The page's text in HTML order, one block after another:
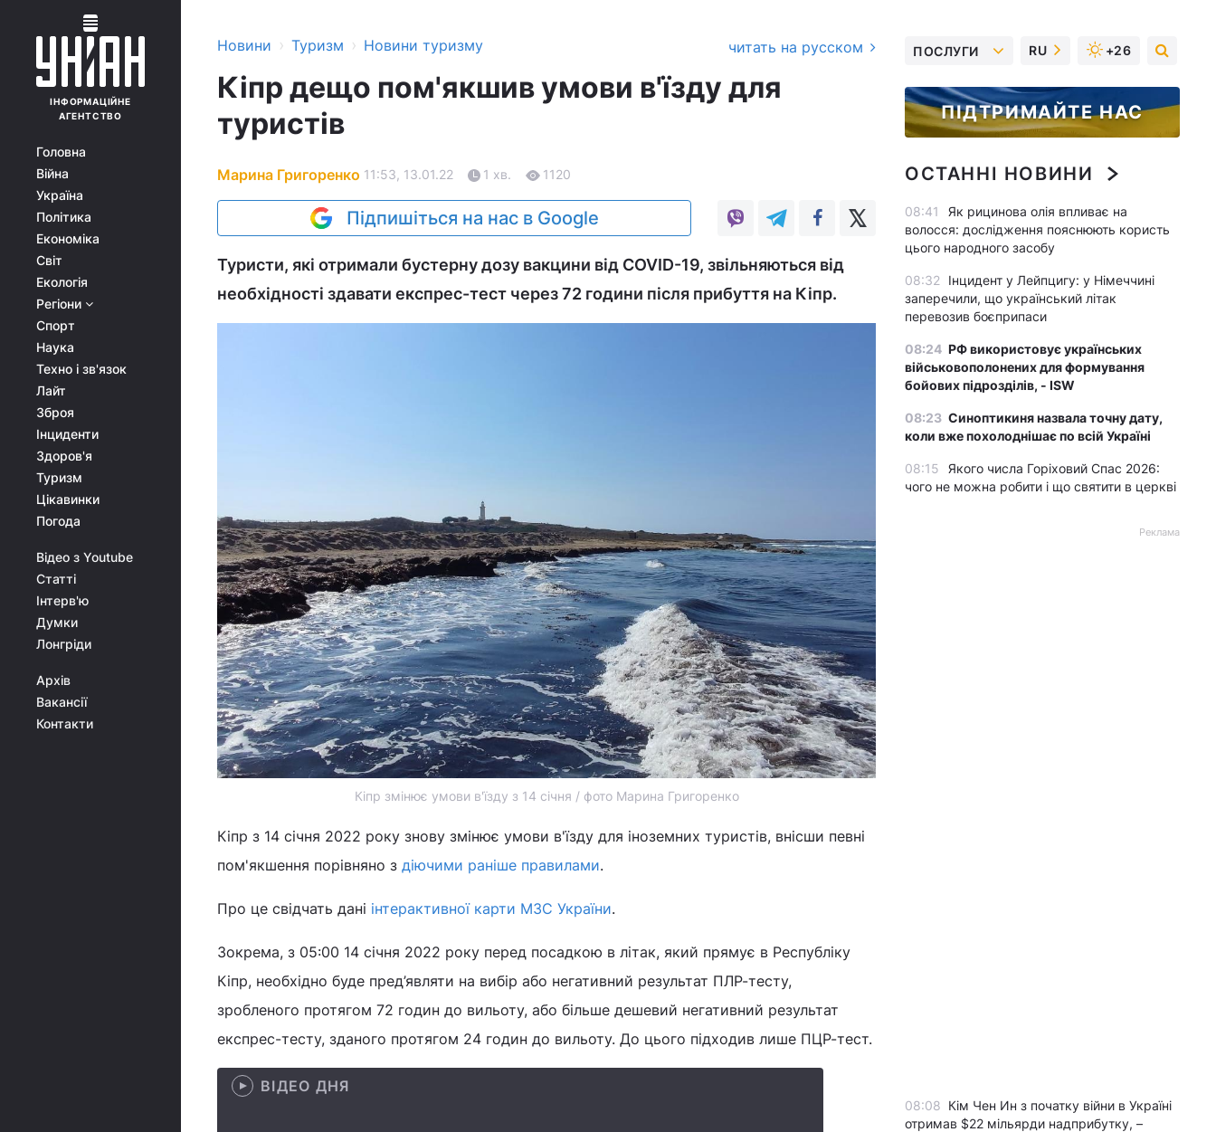
ІНФОРМАЦІЙНЕ
АГЕНТСТВО
Головна
Війна
Україна
Політика
Економіка
Світ
Екологія
Регіони
Спорт
Наука
Техно і зв'язок
Лайт
Зброя
Інциденти
Здоров'я
Туризм
Цікавинки
Погода
Відео з Youtube
Статті
Інтерв'ю
Думки
Лонгріди
Архів
Вакансії
Контакти
Новини › Туризм › Новини туризму читать на русском
Кіпр дещо пом'якшив умови в'їзду для
туристів
Марина Григоренко 11:53, 13.01.22 1 хв. 1120
Підпишіться на нас в Google
Туристи, які отримали бустерну дозу вакцини від COVID-19, звільняються від
необхідності здавати експрес-тест через 72 години після прибуття на Кіпр.
Кіпр змінює умови в'їзду з 14 січня / фото Марина Григоренко
Кіпр з 14 січня 2022 року знову змінює умови в'їзду для іноземних туристів, внісши певні
пом'якшення порівняно з діючими раніше правилами.
Про це свідчать дані інтерактивної карти МЗС України.
Зокрема, з 05:00 14 січня 2022 року перед посадкою в літак, який прямує в Республіку
Кіпр, необхідно буде пред’являти на вибір або негативний результат ПЛР-тесту,
зробленого протягом 72 годин до вильоту, або більше дешевий негативний результат
експрес-тесту, зданого протягом 24 годин до вильоту. До цього підходив лише ПЦР-тест.
ВІДЕО ДНЯ
ПОСЛУГИ RU +26
ПІДТРИМАЙТЕ НАС
ОСТАННІ НОВИНИ
08:41
Як рицинова олія впливає на
волосся: дослідження пояснюють користь
цього народного засобу
08:32
Інцидент у Лейпцигу: у Німеччині
заперечили, що український літак
перевозив боєприпаси
08:24 РФ використовує українських
військовополонених для формування
бойових підрозділів, - ISW
08:23 Синоптикиня назвала точну дату,
коли вже похолоднішає по всій Україні
08:15
Якого числа Горіховий Спас 2026:
чого не можна робити і що святити в церкві
Реклама
08:08 Кім Чен Ин з початку війни в Україні
отримав $22 мільярди надприбутку, –